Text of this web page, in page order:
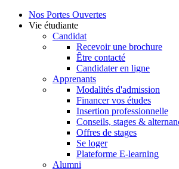
Nos Portes Ouvertes
Vie étudiante
Candidat
Recevoir une brochure
Être contacté
Candidater en ligne
Apprenants
Modalités d'admission
Financer vos études
Insertion professionnelle
Conseils, stages &
Offres de stages
Se loger
Plateforme E-learning
Alumni